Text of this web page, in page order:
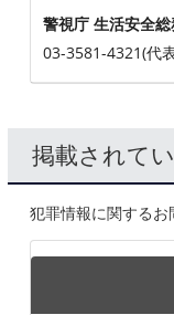
警視庁 生活安全
03-3581-4321(代
掲載されて
犯罪情報に関するお